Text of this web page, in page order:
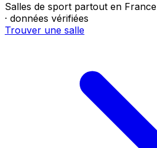
Salles de sport partout en France
· données vérifiées
Trouver une salle